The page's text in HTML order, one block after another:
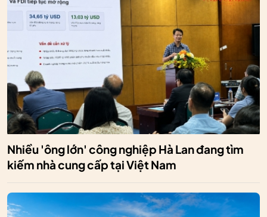
Nhiều 'ông lớn' công nghiệp Hà Lan đang tìm
kiếm nhà cung cấp tại Việt Nam